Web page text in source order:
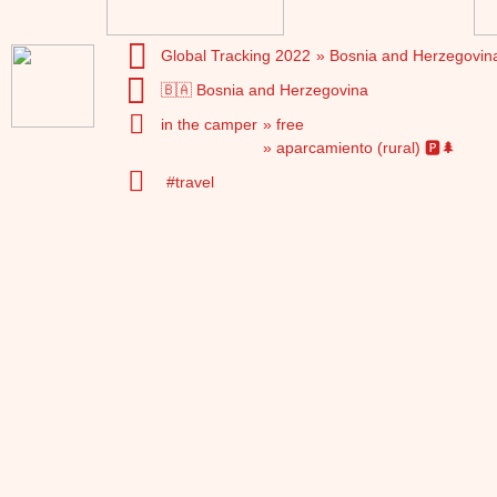
Global Tracking 2022
Bosnia and
🇧🇦 Bosnia and Herzegovina
in the camper
free
aparcamiento (rural) 🅿️🌲
travel